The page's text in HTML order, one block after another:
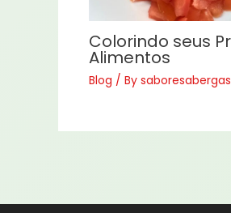
Colorindo seus
Alimentos
Blog / By